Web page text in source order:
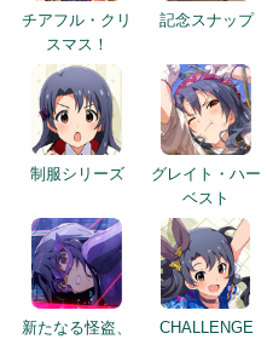
チアフル・クリ
スマス！
記念スナップ
制服シリーズ
グレイト・ハー
ベスト
新たなる怪盗、
CHALLENGE